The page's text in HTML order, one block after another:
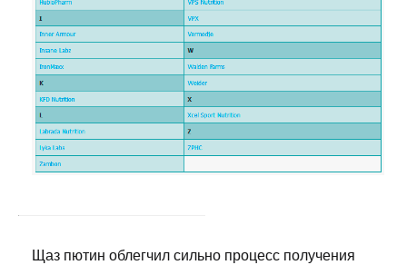
Щаз пютин облегчил сильно процесс получения